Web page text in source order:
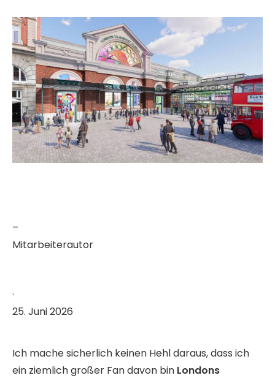
–
Mitarbeiterautor
·
25. Juni 2026
Ich mache sicherlich keinen Hehl daraus, dass ich
ein ziemlich großer Fan davon bin Londons